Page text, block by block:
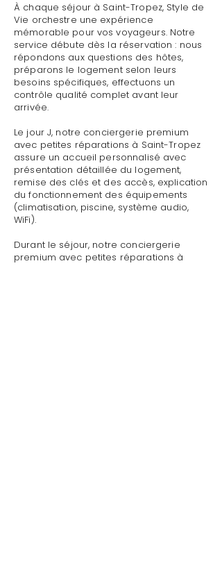
À chaque séjour à Saint-Tropez, Style de
Vie orchestre une expérience
mémorable pour vos voyageurs. Notre
service débute dès la réservation : nous
répondons aux questions des hôtes,
préparons le logement selon leurs
besoins spécifiques, effectuons un
contrôle qualité complet avant leur
arrivée.
Le jour J, notre conciergerie premium
avec petites réparations à Saint-Tropez
assure un accueil personnalisé avec
présentation détaillée du logement,
remise des clés et des accès, explication
du fonctionnement des équipements
(climatisation, piscine, système audio,
WiFi).
Durant le séjour, notre conciergerie
premium avec petites réparations à